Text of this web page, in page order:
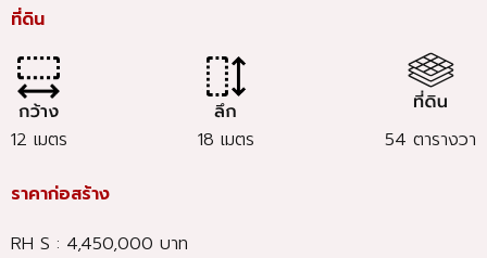
ที่ดิน
12 เมตร 18 เมตร 54 ตารางวา
ราคาก่อสร้าง
RH S : 4,450,000 บาท